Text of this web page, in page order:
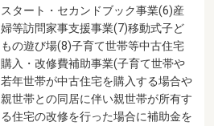
スタート・セカンドブック事業(6)産
婦等訪問家事支援事業(7)移動式子ど
もの遊び場(8)子育て世帯等中古住宅
購入・改修費補助事業(子育て世帯や
若年世帯が中古住宅を購入する場合や
親世帯との同居に伴い親世帯が所有す
る住宅の改修を行った場合に補助金を